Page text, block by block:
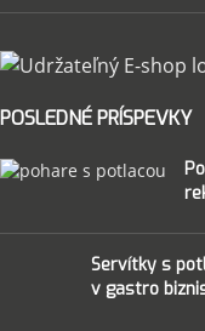
POSLEDNÉ PRÍSPEVKY
Servítky s
v gastro